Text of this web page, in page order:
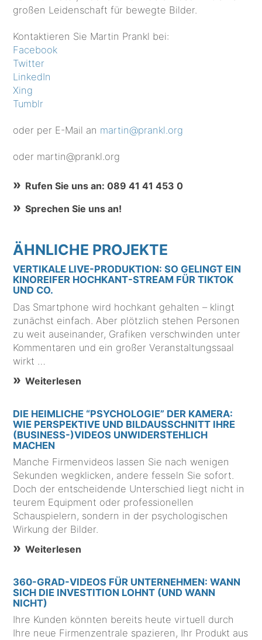
großen Leidenschaft für bewegte Bilder.
Kontaktieren Sie Martin Prankl bei:
Facebook
Twitter
LinkedIn
Xing
Tumblr
oder per E-Mail an martin@prankl.org
oder martin@prankl.org
Rufen Sie uns an: 089 41 41 453 0
Sprechen Sie uns an!
ÄHNLICHE PROJEKTE
VERTIKALE LIVE-PRODUKTION: SO GELINGT EIN
KINOREIFER HOCHKANT-STREAM FÜR TIKTOK
UND CO.
Das Smartphone wird hochkant gehalten – klingt
zunächst einfach. Aber plötzlich stehen Personen
zu weit auseinander, Grafiken verschwinden unter
Kommentaren und ein großer Veranstaltungssaal
wirkt …
Weiterlesen
DIE HEIMLICHE “PSYCHOLOGIE” DER KAMERA:
WIE PERSPEKTIVE UND BILDAUSSCHNITT IHRE
(BUSINESS-)VIDEOS UNWIDERSTEHLICH
MACHEN
Manche Firmenvideos lassen Sie nach wenigen
Sekunden wegklicken, andere fesseln Sie sofort.
Doch der entscheidende Unterschied liegt nicht in
teurem Equipment oder professionellen
Schauspielern, sondern in der psychologischen
Wirkung der Bilder.
Weiterlesen
360-GRAD-VIDEOS FÜR UNTERNEHMEN: WANN
SICH DIE INVESTITION LOHNT (UND WANN
NICHT)
Ihre Kunden könnten bereits heute virtuell durch
Ihre neue Firmenzentrale spazieren, Ihr Produkt aus